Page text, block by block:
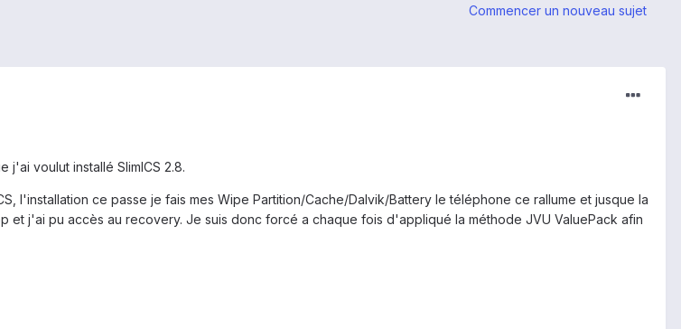
Commencer un nouveau sujet
voulut installé SlimICS 2.8.
l'installation ce passe je fais mes Wipe Partition/Cache/Dalvik/Battery le téléphone ce rallume et jusque la
et j'ai pu accès au recovery. Je suis donc forcé a chaque fois d'appliqué la méthode JVU ValuePack afin